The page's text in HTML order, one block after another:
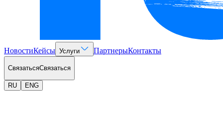
НовостиКейсы Услуги ПартнерыКонтакты
СвязатьсяСвязаться
RU ENG